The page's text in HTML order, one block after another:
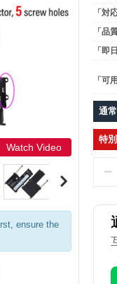
Watch Video
ensure the
「対
「品
「即
「可
通
特